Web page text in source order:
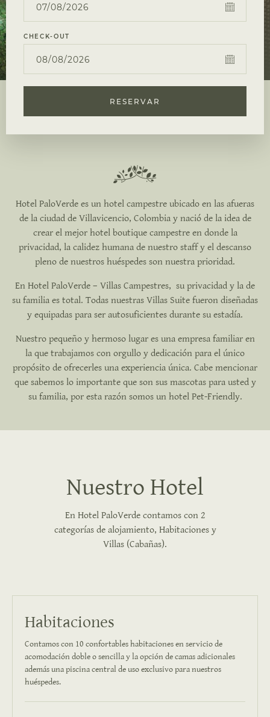
CHECK-OUT
RESERVAR
Hotel PaloVerde es un hotel campestre ubicado en las afueras
de la ciudad de Villavicencio, Colombia y nació de la idea de
crear el mejor hotel boutique campestre en donde la
privacidad, la calidez humana de nuestro staff y el descanso
pleno de nuestros huéspedes son nuestra prioridad.
En Hotel PaloVerde – Villas Campestres, su privacidad y la de
su familia es total. Todas nuestras Villas Suite fueron diseñadas
y equipadas para ser autosuficientes durante su estadía.
Nuestro pequeño y hermoso lugar es una empresa familiar en
la que trabajamos con orgullo y dedicación para el único
propósito de ofrecerles una experiencia única. Cabe mencionar
que sabemos lo importante que son sus mascotas para usted y
su familia, por esta razón somos un hotel Pet-Friendly.
Nuestro Hotel
En Hotel PaloVerde contamos con 2
categorías de alojamiento, Habitaciones y
Villas (Cabañas).
Habitaciones
Contamos con 10 confortables habitaciones en servicio de
acomodación doble o sencilla y la opción de camas adicionales
además una piscina central de uso exclusivo para nuestros
huéspedes.